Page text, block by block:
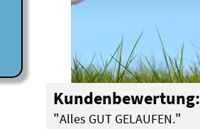
Kundenbewertung:
"Alles GUT GELAUFEN."